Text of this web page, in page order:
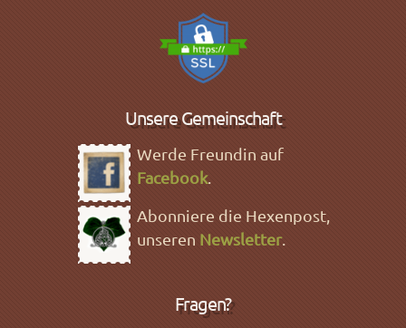
Unsere Gemeinschaft
Werde Freundin auf
Facebook.
Abonniere die Hexenpost,
unseren Newsletter.
Fragen?